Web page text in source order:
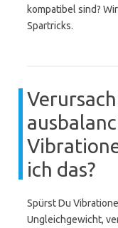
kompatibel sind?
Spartricks.
ich das?
Spürst Du
Ungleichgewicht,